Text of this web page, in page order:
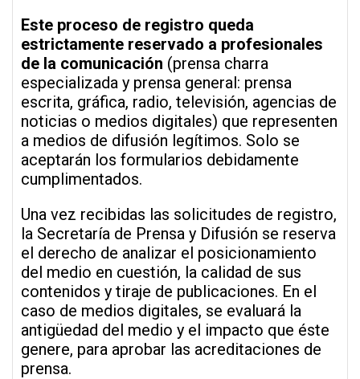
Este proceso de registro queda
estrictamente reservado a profesionales
de la comunicación (prensa charra
especializada y prensa general: prensa
escrita, gráfica, radio, televisión, agencias de
noticias o medios digitales) que representen
a medios de difusión legítimos. Solo se
aceptarán los formularios debidamente
cumplimentados.
Una vez recibidas las solicitudes de registro,
la Secretaría de Prensa y Difusión se reserva
el derecho de analizar el posicionamiento
del medio en cuestión, la calidad de sus
contenidos y tiraje de publicaciones. En el
caso de medios digitales, se evaluará la
antigüedad del medio y el impacto que éste
genere, para aprobar las acreditaciones de
prensa.